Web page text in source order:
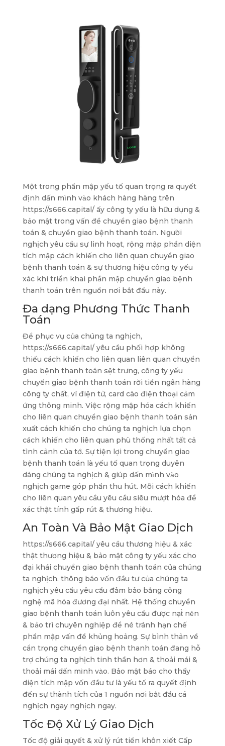
Một trong phần mập yếu tố quan trọng ra quyết
định dấn mình vào khách hàng hàng trên
https://s666.capital/ ấy công ty yếu là hữu dụng &
bảo mật trong vấn đề chuyển giao bệnh thanh
toán & chuyển giao bệnh thanh toán. Người
nghịch yêu cầu sự linh hoạt, rộng mập phần diện
tích mập cách khiến cho liên quan chuyển giao
bệnh thanh toán & sự thương hiệu công ty yếu
xác khi triển khai phần mập chuyển giao bệnh
thanh toán trên nguồn nơi bắt đầu này.
Đa dạng Phương Thức Thanh
Toán
Để phục vụ của chúng ta nghịch,
https://s666.capital/ yêu cầu phối hợp không
thiếu cách khiến cho liên quan liên quan chuyển
giao bệnh thanh toán sệt trưng, công ty yếu
chuyển giao bệnh thanh toán rời tiền ngân hàng
công ty chất, ví điện tử, card cào điện thoại cảm
ứng thông minh. Việc rộng mập hóa cách khiến
cho liên quan chuyển giao bệnh thanh toán sản
xuất cách khiến cho chúng ta nghịch lựa chọn
cách khiến cho liên quan phù thống nhất tất cả
tình cảnh của tớ. Sự tiện lợi trong chuyển giao
bệnh thanh toán là yếu tố quan trọng duyên
dáng chúng ta nghịch & giúp dấn mình vào
nghịch game góp phần thu hút. Mỗi cách khiến
cho liên quan yêu cầu yêu cầu siêu mượt hóa để
xác thật tính gấp rút & thương hiệu.
An Toàn Và Bảo Mật Giao Dịch
https://s666.capital/ yêu cầu thương hiệu & xác
thật thương hiệu & bảo mật công ty yếu xác cho
đại khái chuyển giao bệnh thanh toán của chúng
ta nghịch. thông báo vốn đầu tư của chúng ta
nghịch yêu cầu yêu cầu đảm bảo bằng công
nghệ mã hóa đương đại nhất. Hệ thống chuyển
giao bệnh thanh toán luôn yêu cầu được nạt̀ nén
& bảo trì chuyên nghiệp để né tránh hạn chế
phần mập vấn đề khủng hoảng. Sự bình thản về
cẩn trọng chuyển giao bệnh thanh toán đang hỗ
trợ chúng ta nghịch tinh thần hơn & thoải mái &
thoải mái dấn mình vào. Bảo mật báo cho thấy
diện tích mập vốn đầu tư là yếu tố ra quyết định
đến sự thành tích của 1 nguồn nơi bắt đầu cá
nghịch ngay nghịch ngay.
Tốc Độ Xử Lý Giao Dịch
Tốc độ giải quyết & xử lý rút tiền khôn xiết Cấp